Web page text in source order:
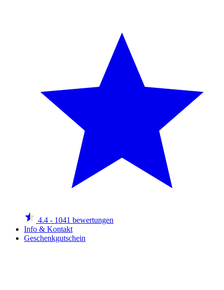
4.4 - 1041 bewertungen
Info & Kontakt
Geschenkgutschein